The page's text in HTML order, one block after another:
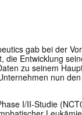
gab bei der
die Entwicklung
zu seinem
nun
I/II-Studie